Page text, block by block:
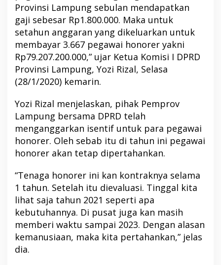
Provinsi Lampung sebulan mendapatkan
gaji sebesar Rp1.800.000. Maka untuk
setahun anggaran yang dikeluarkan untuk
membayar 3.667 pegawai honorer yakni
Rp79.207.200.000,” ujar Ketua Komisi I DPRD
Provinsi Lampung, Yozi Rizal, Selasa
(28/1/2020) kemarin.
Yozi Rizal menjelaskan, pihak Pemprov
Lampung bersama DPRD telah
menganggarkan isentif untuk para pegawai
honorer. Oleh sebab itu di tahun ini pegawai
honorer akan tetap dipertahankan.
“Tenaga honorer ini kan kontraknya selama
1 tahun. Setelah itu dievaluasi. Tinggal kita
lihat saja tahun 2021 seperti apa
kebutuhannya. Di pusat juga kan masih
memberi waktu sampai 2023. Dengan alasan
kemanusiaan, maka kita pertahankan,” jelas
dia.